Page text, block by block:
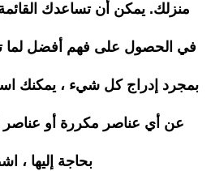
منزلك. يمكن أن تساعدك
في الحصول على فهم أفضل لما
بمجرد إدراج كل شيء ، يمكنك
عن أي عناصر مكررة أو عناصر
بحاجة إليها ،